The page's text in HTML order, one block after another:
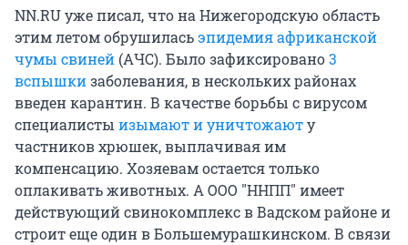
NN.RU уже писал, что на Нижегородскую область
этим летом обрушиласьэпидемия африканской
чумы свиней (АЧС). Было зафиксировано3
вспышкизаболевания, в нескольких районах
введен карантин. В качестве борьбы с вирусом
специалисты изымают и уничтожаюту
частников хрюшек, выплачивая им
компенсацию. Хозяевам остается только
оплакивать животных. А ООО "ННПП" имеет
действующий свинокомплекс в Вадском районе и
строит еще один в Большемурашкинском. В связи